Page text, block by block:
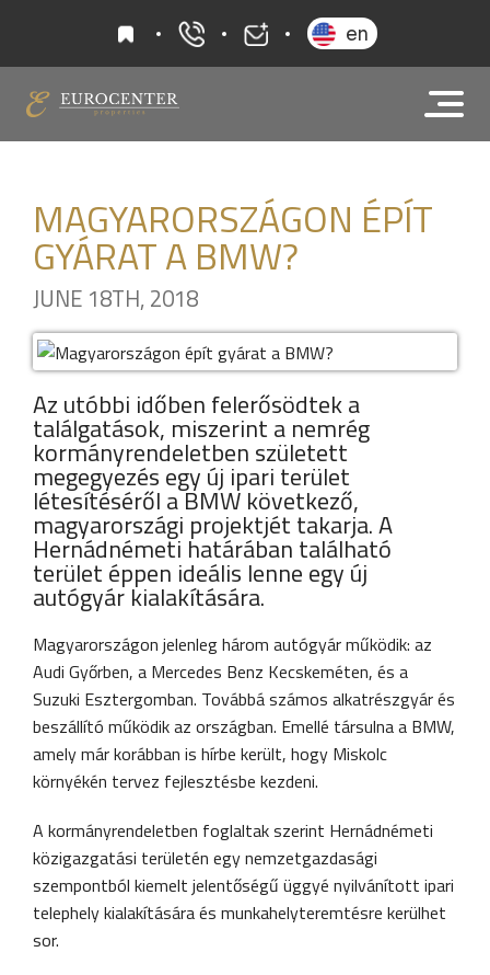
kedvencek+36 20 919 0005
en
MAGYARORSZÁGON ÉPÍT
GYÁRAT A BMW?
JUNE 18TH, 2018
Az utóbbi időben felerősödtek a
találgatások, miszerint a nemrég
kormányrendeletben született
megegyezés egy új ipari terület
létesítéséről a BMW következő,
magyarországi projektjét takarja. A
Hernádnémeti határában található
terület éppen ideális lenne egy új
autógyár kialakítására.
Magyarországon jelenleg három autógyár működik: az
Audi Győrben, a Mercedes Benz Kecskeméten, és a
Suzuki Esztergomban. Továbbá számos alkatrészgyár és
beszállító működik az országban. Emellé társulna a BMW,
amely már korábban is hírbe került, hogy Miskolc
környékén tervez fejlesztésbe kezdeni.
A kormányrendeletben foglaltak szerint Hernádnémeti
közigazgatási területén egy nemzetgazdasági
szempontból kiemelt jelentőségű üggyé nyilvánított ipari
telephely kialakítására és munkahelyteremtésre kerülhet
sor.